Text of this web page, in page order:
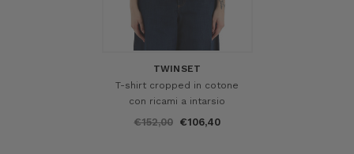
TWINSET
T-shirt cropped in cotone
con ricami a intarsio
€152,00 €106,40